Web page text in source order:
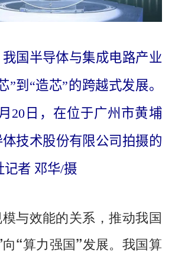
半导体与集成电路产业
”到“造芯”的跨越式发展。
20日，在位于广州市黄埔
技术股份有限公司拍摄的
记者 邓华/摄
与效能的关系，推动我国
“算力强国”发展。 我国算